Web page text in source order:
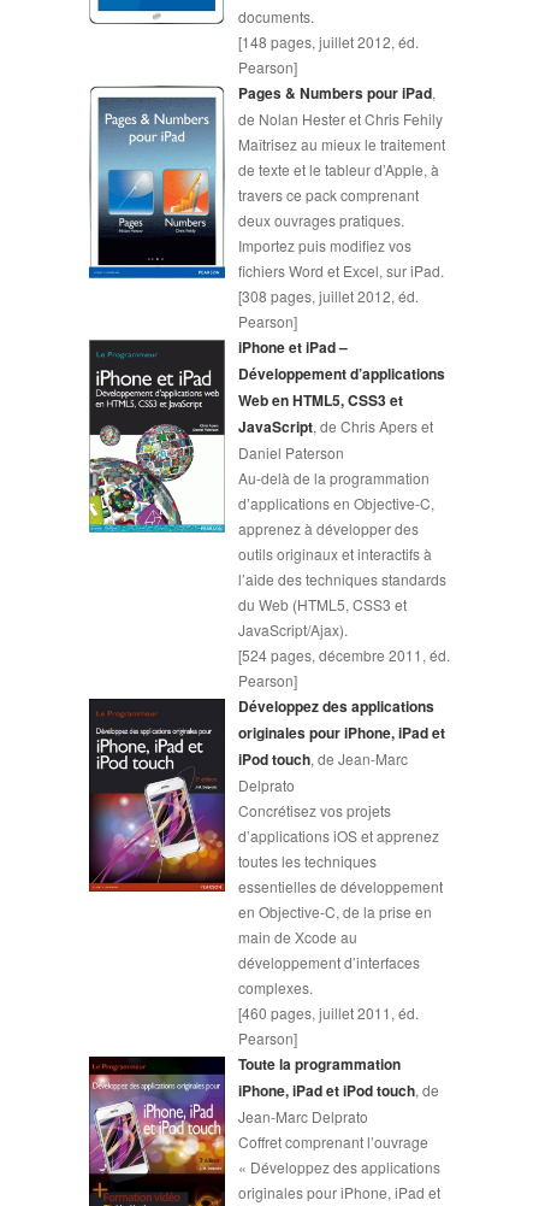
documents.
[148 pages, juillet 2012, éd.
Pearson]
Pages & Numbers pour iPad,
de Nolan Hester et Chris Fehily
Maîtrisez au mieux le traitement
de texte et le tableur d’Apple, à
travers ce pack comprenant
deux ouvrages pratiques.
Importez puis modifiez vos
fichiers Word et Excel, sur iPad.
[308 pages, juillet 2012, éd.
Pearson]
iPhone et iPad –
Développement d’applications
Web en HTML5, CSS3 et
JavaScript, de Chris Apers et
Daniel Paterson
Au-delà de la programmation
d’applications en Objective-C,
apprenez à développer des
outils originaux et interactifs à
l’aide des techniques standards
du Web (HTML5, CSS3 et
JavaScript/Ajax).
[524 pages, décembre 2011, éd.
Pearson]
Développez des applications
originales pour iPhone, iPad et
iPod touch, de Jean-Marc
Delprato
Concrétisez vos projets
d’applications iOS et apprenez
toutes les techniques
essentielles de développement
en Objective-C, de la prise en
main de Xcode au
développement d’interfaces
complexes.
[460 pages, juillet 2011, éd.
Pearson]
Toute la programmation
iPhone, iPad et iPod touch, de
Jean-Marc Delprato
Coffret comprenant l’ouvrage
« Développez des applications
originales pour iPhone, iPad et